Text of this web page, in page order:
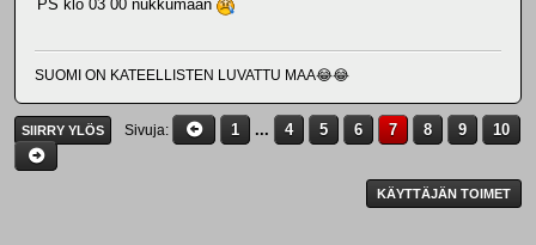
PS klo 03 00 nukkumaan
SUOMI ON KATEELLISTEN LUVATTU MAA😂😂
SIIRRY YLÖS Sivuja 1 ... 4 5 6 7 8 9 10
KÄYTTÄJÄN TOIMET